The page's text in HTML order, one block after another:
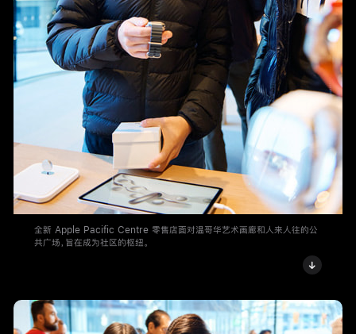
全新 Apple Pacific Centre 零售店面对温哥华艺术画廊和人来人往的公
共广场，旨在成为社区的枢纽。